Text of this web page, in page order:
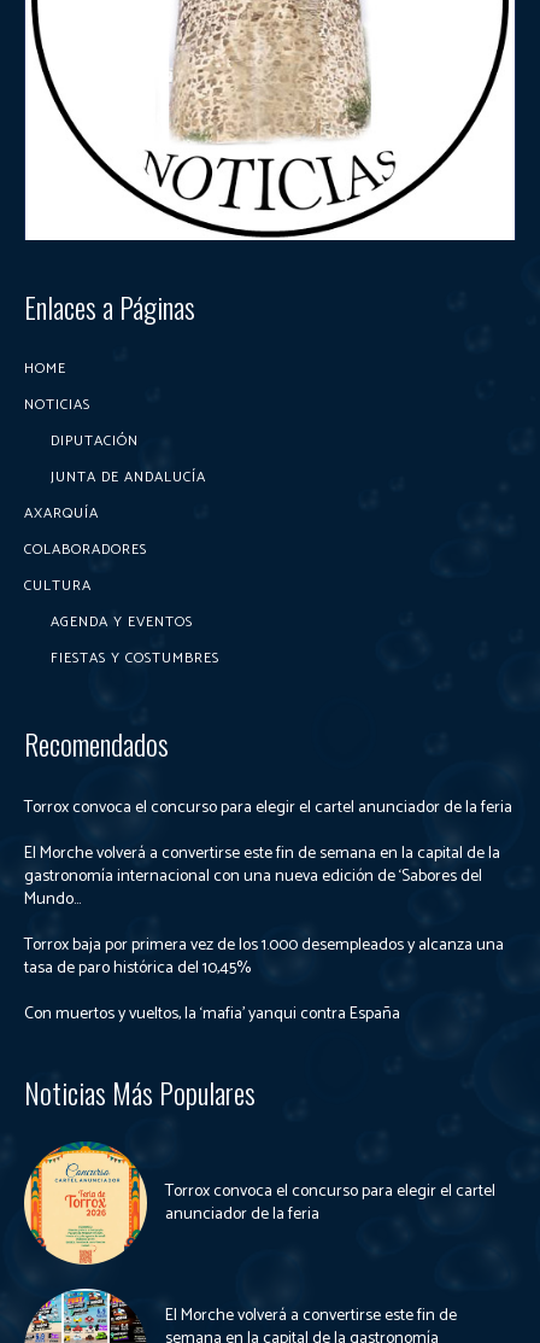
Enlaces a Páginas
HOME
NOTICIAS
DIPUTACIÓN
JUNTA DE ANDALUCÍA
AXARQUÍA
COLABORADORES
CULTURA
AGENDA Y EVENTOS
FIESTAS Y COSTUMBRES
Recomendados
Torrox convoca el concurso para elegir el cartel anunciador de la feria
El Morche volverá a convertirse este fin de semana en la capital de la
gastronomía internacional con una nueva edición de ‘Sabores del
Mundo...
Torrox baja por primera vez de los 1.000 desempleados y alcanza una
tasa de paro histórica del 10,45%
Con muertos y vueltos, la ‘mafia’ yanqui contra España
Noticias Más Populares
Torrox convoca el concurso para elegir el cartel
anunciador de la feria
El Morche volverá a convertirse este fin de